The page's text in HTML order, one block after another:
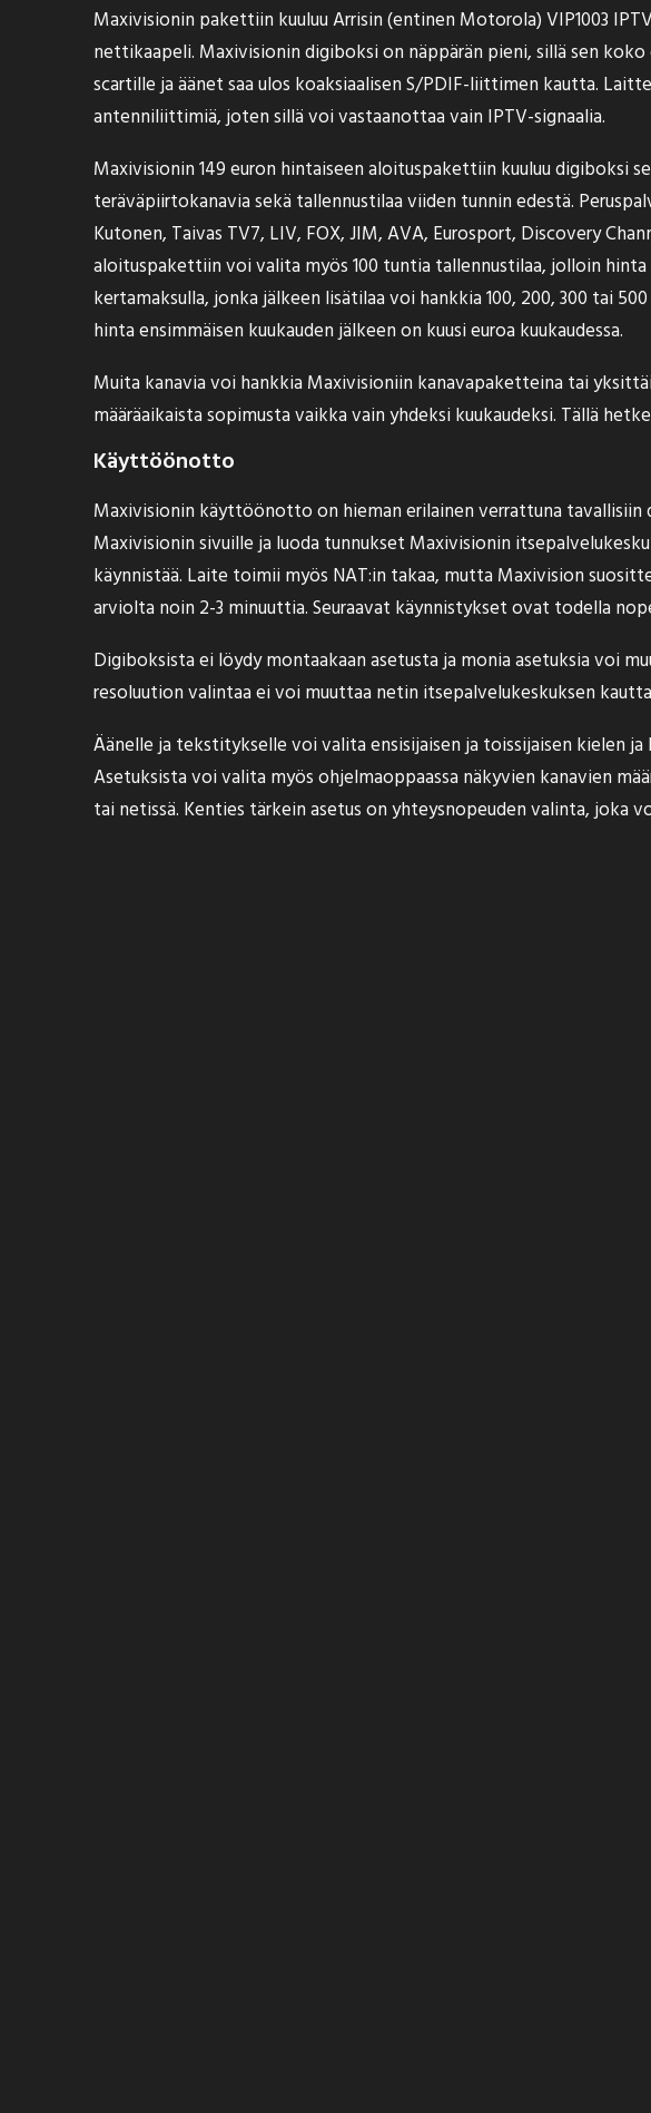
Maxivisionin pakettiin kuuluu Arrisin (entinen Motorola) VIP1003
nettikaapeli. Maxivisionin digiboksi on näppärän pieni, sillä sen
scartille ja äänet saa ulos koaksiaalisen S/PDIF-liittimen kautta.
antenniliittimiä, joten sillä voi vastaanottaa vain IPTV-signaalia.
Maxivisionin 149 euron hintaiseen aloituspakettiin kuuluu digiboksi
teräväpiirtokanavia sekä tallennustilaa viiden tunnin edestä.
Kutonen, Taivas TV7, LIV, FOX, JIM, AVA, Eurosport, Discovery
aloituspakettiin voi valita myös 100 tuntia tallennustilaa, jolloin
kertamaksulla, jonka jälkeen lisätilaa voi hankkia 100, 200, 300 tai
hinta ensimmäisen kuukauden jälkeen on kuusi euroa kuukaudessa.
Muita kanavia voi hankkia Maxivisioniin kanavapaketteina tai
määräaikaista sopimusta vaikka vain yhdeksi kuukaudeksi. Tällä
Käyttöönotto
Maxivisionin käyttöönotto on hieman erilainen verrattuna
Maxivisionin sivuille ja luoda tunnukset Maxivisionin
käynnistää. Laite toimii myös NAT:in takaa, mutta Maxivision
arviolta noin 2-3 minuuttia. Seuraavat käynnistykset ovat todella
Digiboksista ei löydy montaakaan asetusta ja monia asetuksia voi
resoluution valintaa ei voi muuttaa netin itsepalvelukeskuksen
Äänelle ja tekstitykselle voi valita ensisijaisen ja toissijaisen kielen
Asetuksista voi valita myös ohjelmaoppaassa näkyvien kanavien
tai netissä. Kenties tärkein asetus on yhteysnopeuden valinta, joka